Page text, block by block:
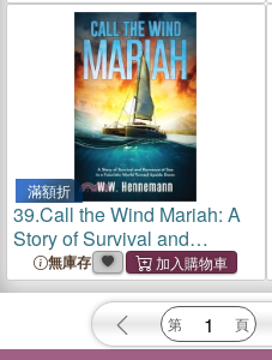
滿額折
39.Call the Wind Mariah: A
Story of Survival and
Romance at Sea in a
Futuristic World Turned
Upside Down
無庫存